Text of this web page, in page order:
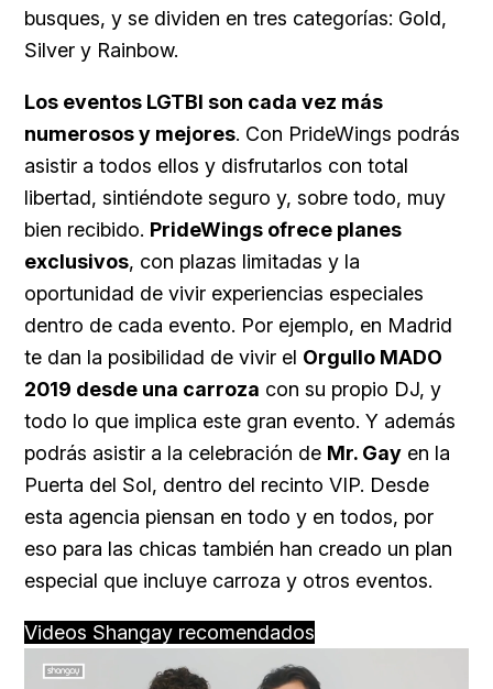
busques, y se dividen en tres categorías: Gold,
Silver y Rainbow.
Los eventos LGTBI son cada vez más
numerosos y mejores. Con PrideWings podrás
asistir a todos ellos y disfrutarlos con total
libertad, sintiéndote seguro y, sobre todo, muy
bien recibido. PrideWings ofrece planes
exclusivos, con plazas limitadas y la
oportunidad de vivir experiencias especiales
dentro de cada evento. Por ejemplo, en Madrid
te dan la posibilidad de vivir el Orgullo MADO
2019 desde una carroza con su propio DJ, y
todo lo que implica este gran evento. Y además
podrás asistir a la celebración de Mr. Gay en la
Puerta del Sol, dentro del recinto VIP. Desde
esta agencia piensan en todo y en todos, por
eso para las chicas también han creado un plan
especial que incluye carroza y otros eventos.
Videos Shangay recomendados